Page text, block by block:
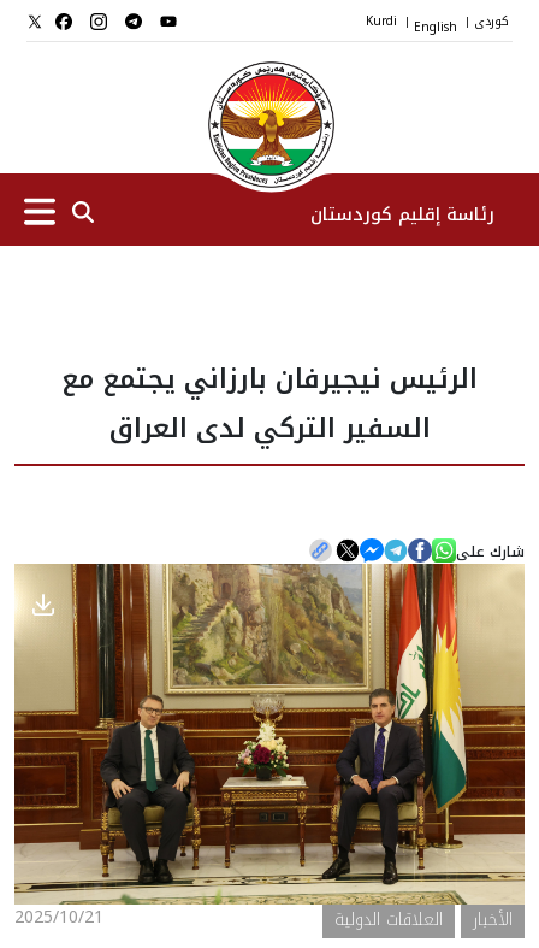
کوردی |
English
|
Kurdi
رئاسة إقليم كوردستان
نواب الرئيس
طاقم الرئاسة
المؤسسات
الأخبار
المعرض
الرئيس نيجيرفان بارزاني يجتمع مع
السفير التركي لدى العراق
شارك على
2025/10/21 الأخبار العلاقات الدولية